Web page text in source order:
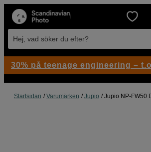
Hej, vad söker du efter?
Startsidan Varumärken Jupio Jupio NP-FW50
30% på teenage engineering –